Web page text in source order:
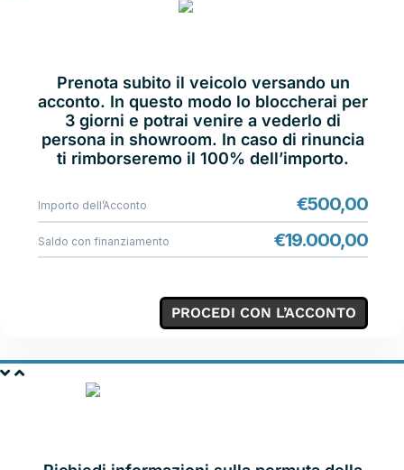
Prenota subito il veicolo versando un
acconto. In questo modo lo bloccherai per
3 giorni e potrai venire a vederlo di
persona in showroom. In caso di rinuncia
ti rimborseremo il 100% dell’importo.
Importo dell’Acconto €500,00
Saldo con finanziamento €19.000,00
PROCEDI CON L’ACCONTO